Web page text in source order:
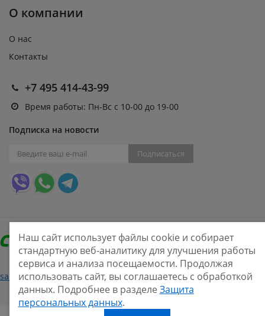
О компании
О нас
Контакты
+7 495 414-43-99
Время работы: Пн-Вс с 10-00 до 19-00
Подписка на новости
Подписаться
sale@smarine.shop2026Нашли ошибку?
Наш сайт использует файлы cookie и собирает
стандартную веб-аналитику для улучшения работы
сервиса и анализа посещаемости. Продолжая
использовать сайт, вы соглашаетесь с обработкой
данных. Подробнее в разделе Защита
персональных данных.